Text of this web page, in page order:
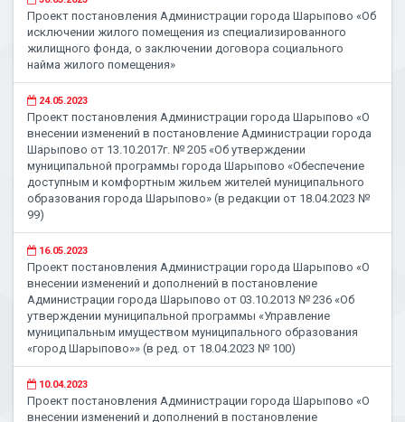
Проект постановления Администрации города Шарыпово «Об
исключении жилого помещения из специализированного
жилищного фонда, о заключении договора социального
найма жилого помещения»
24.05.2023
Проект постановления Администрации города Шарыпово «О
внесении изменений в постановление Администрации города
Шарыпово от 13.10.2017г. № 205 «Об утверждении
муниципальной программы города Шарыпово «Обеспечение
доступным и комфортным жильем жителей муниципального
образования города Шарыпово» (в редакции от 18.04.2023 №
99)
16.05.2023
Проект постановления Администрации города Шарыпово «О
внесении изменений и дополнений в постановление
Администрации города Шарыпово от 03.10.2013 № 236 «Об
утверждении муниципальной программы «Управление
муниципальным имуществом муниципального образования
«город Шарыпово»» (в ред. от 18.04.2023 № 100)
10.04.2023
Проект постановления Администрации города Шарыпово «О
внесении изменений и дополнений в постановление